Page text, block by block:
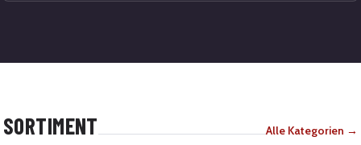
SORTIMENT Alle Kategorien →